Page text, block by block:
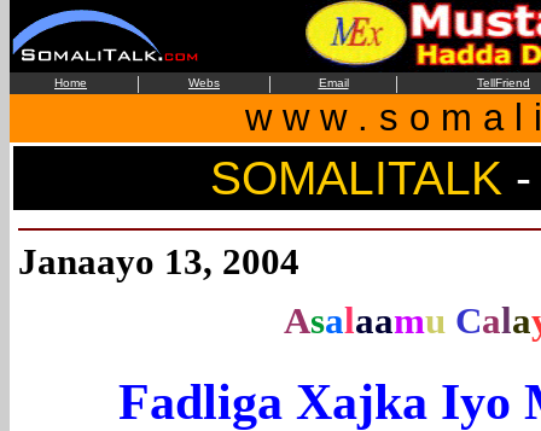
Home | Webs | Email | TellFriend
w w w . s o m a l
SOMALITALK -
Janaayo 13, 2004
Asalaamu Cala
Fadliga Xajka Iyo